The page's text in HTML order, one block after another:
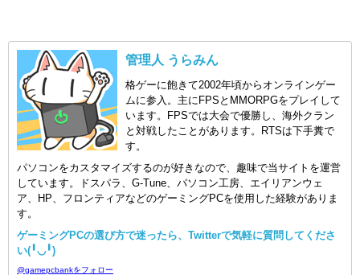
管理人 うらみん
格ゲーに飽きて2002年頃からオンラインゲー
ムに参入。主にFPSとMMORPGをプレイして
います。FPSでは大会で優勝し、海外クラン
と対戦したことがあります。RTSは下手糞で
す。
パソコンをカスタマイズするのが好きなので、趣味で当サイトを運営
しています。ドスパラ、G-Tune、パソコン工房、エイリアンウェ
ア、HP、フロンティアなどのゲーミングPCを使用した経験がありま
す。
ゲーミングPCの選び方で迷ったら、Twitterで気軽に質問してくださ
い(╹◡╹)
@gamepcbankをフォロー